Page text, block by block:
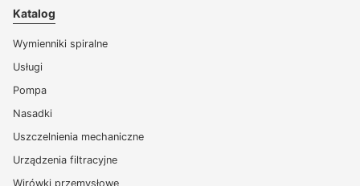
Katalog
Wymienniki spiralne
Usługi
Pompa
Nasadki
Uszczelnienia mechaniczne
Urządzenia filtracyjne
Wirówki przemysłowe